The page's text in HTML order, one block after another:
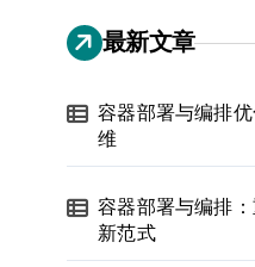
最新文章
容器部署与编排
维
容器部署与编排
新范式